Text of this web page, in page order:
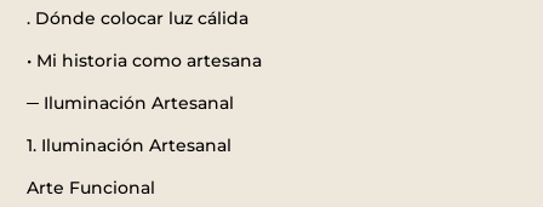
. Dónde colocar luz cálida
• Mi historia como artesana
─ Iluminación Artesanal
1. Iluminación Artesanal
Arte Funcional